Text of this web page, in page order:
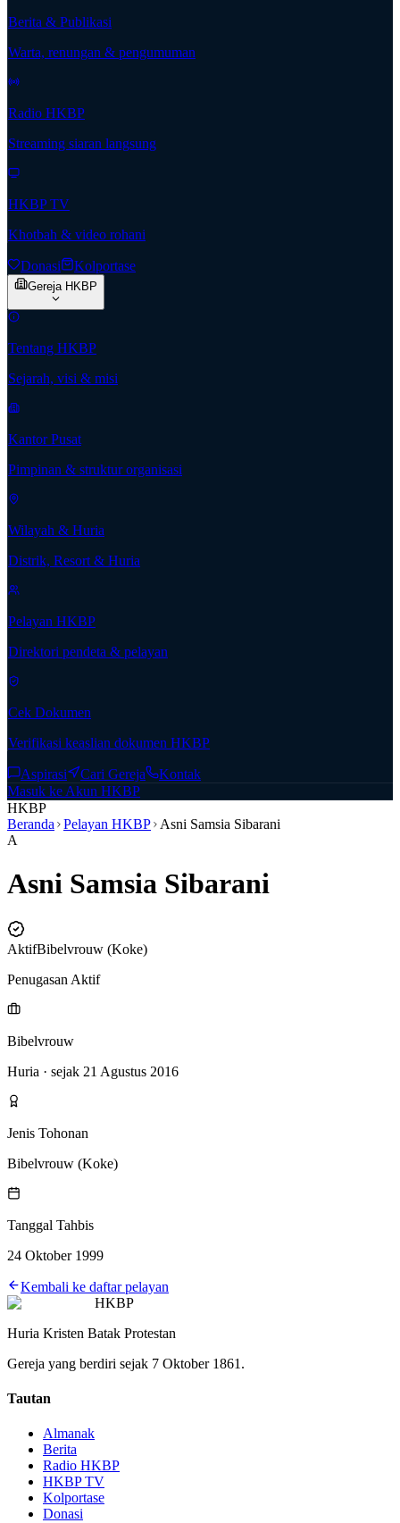
Berita & Publikasi
Warta, renungan & pengumuman
Radio HKBP
Streaming siaran langsung
HKBP TV
Khotbah & video rohani
Donasi Kolportase
Gereja HKBP
Tentang HKBP
Sejarah, visi & misi
Kantor Pusat
Pimpinan & struktur organisasi
Wilayah & Huria
Distrik, Resort & Huria
Pelayan HKBP
Direktori pendeta & pelayan
Cek Dokumen
Verifikasi keaslian dokumen HKBP
Aspirasi Cari Gereja
Kontak
Masuk ke Akun HKBP
HKBP
Beranda
Pelayan HKBP
Asni Samsia Sibarani
A
Asni Samsia Sibarani
AktifBibelvrouw (Koke)
Penugasan Aktif
Bibelvrouw
Huria · sejak 21 Agustus 2016
Jenis Tohonan
Bibelvrouw (Koke)
Tanggal Tahbis
24 Oktober 1999
Kembali ke daftar pelayan
HKBP
Huria Kristen Batak Protestan
Gereja yang berdiri sejak 7 Oktober 1861.
Tautan
Almanak
Berita
Radio HKBP
HKBP TV
Kolportase
Donasi